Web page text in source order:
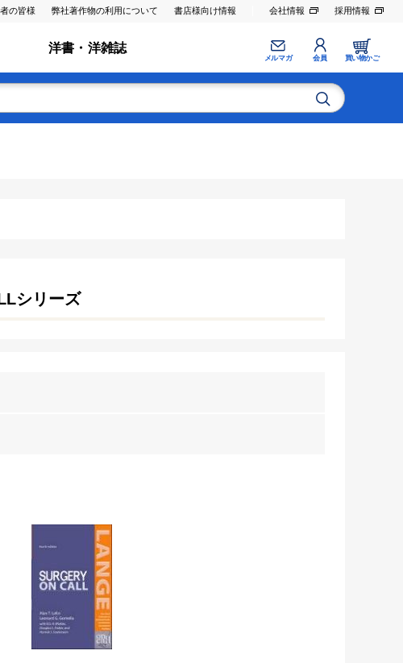
の皆様 弊社著作物の利用について 書店様向け情報 会社情報 採用情報
洋書・洋雑誌
メルマガ 会員 買い物かご
シリーズ